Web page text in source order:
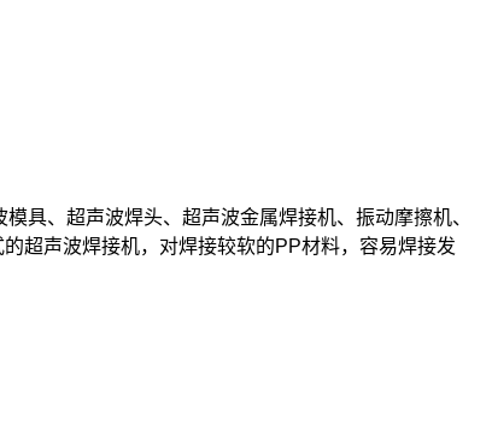
具、超声波焊头、超声波金属焊接机、振动摩擦机、
超声波焊接机，对焊接较软的PP材料，容易焊接发